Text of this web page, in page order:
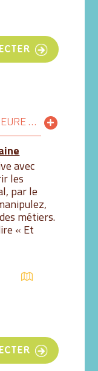
TOURNÉS VERS L’AUTRE : 1 HEURE POUR DÉCOUVRIR LES MÉTIERS AUTREMENT
avec
les
par le
métiers.
« Et